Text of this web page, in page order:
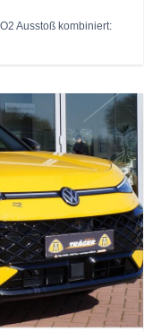
Ausstoß kombiniert: